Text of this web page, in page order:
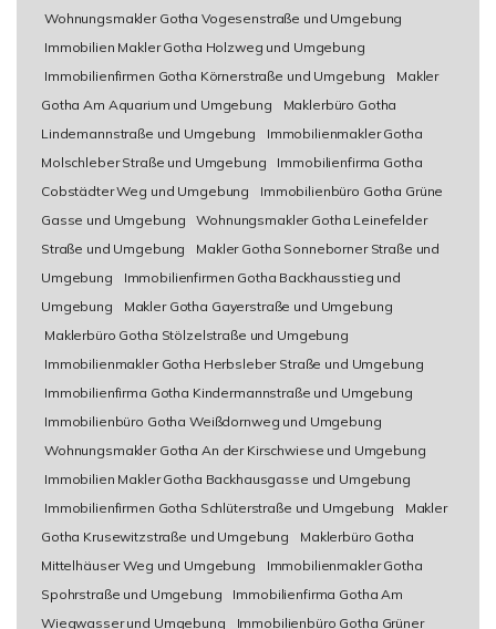
Wohnungsmakler Gotha Vogesenstraße und Umgebung
Immobilien Makler Gotha Holzweg und Umgebung
Immobilienfirmen Gotha Körnerstraße und Umgebung
Makler
Gotha Am Aquarium und Umgebung
Maklerbüro Gotha
Lindemannstraße und Umgebung
Immobilienmakler Gotha
Molschleber Straße und Umgebung
Immobilienfirma Gotha
Cobstädter Weg und Umgebung
Immobilienbüro Gotha Grüne
Gasse und Umgebung
Wohnungsmakler Gotha Leinefelder
Straße und Umgebung
Makler Gotha Sonneborner Straße und
Umgebung
Immobilienfirmen Gotha Backhausstieg und
Umgebung
Makler Gotha Gayerstraße und Umgebung
Maklerbüro Gotha Stölzelstraße und Umgebung
Immobilienmakler Gotha Herbsleber Straße und Umgebung
Immobilienfirma Gotha Kindermannstraße und Umgebung
Immobilienbüro Gotha Weißdornweg und Umgebung
Wohnungsmakler Gotha An der Kirschwiese und Umgebung
Immobilien Makler Gotha Backhausgasse und Umgebung
Immobilienfirmen Gotha Schlüterstraße und Umgebung
Makler
Gotha Krusewitzstraße und Umgebung
Maklerbüro Gotha
Mittelhäuser Weg und Umgebung
Immobilienmakler Gotha
Spohrstraße und Umgebung
Immobilienfirma Gotha Am
Wiegwasser und Umgebung
Immobilienbüro Gotha Grüner